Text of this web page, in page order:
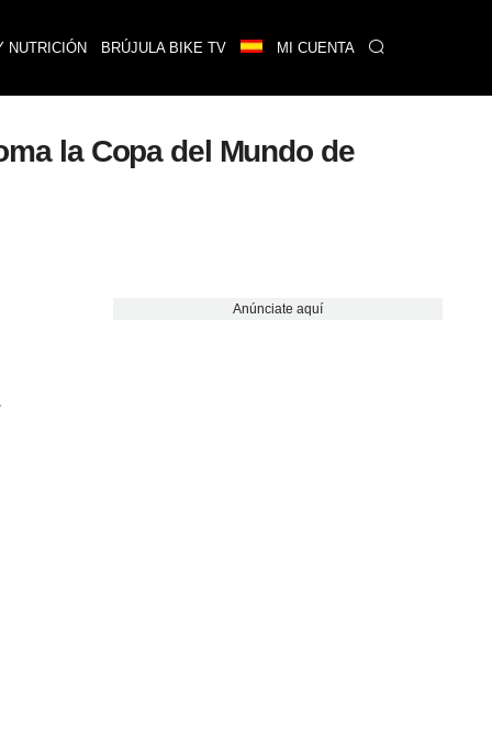
NUTRICIÓN BRÚJULA BIKE TV MI CUENTA
la Copa del Mundo de
Anúnciate aquí